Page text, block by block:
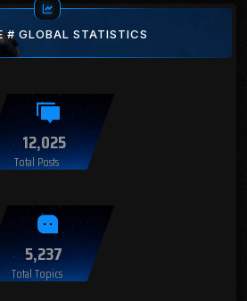
# GLOBAL STATISTICS
12,025
Total Posts
5,237
Total Topics